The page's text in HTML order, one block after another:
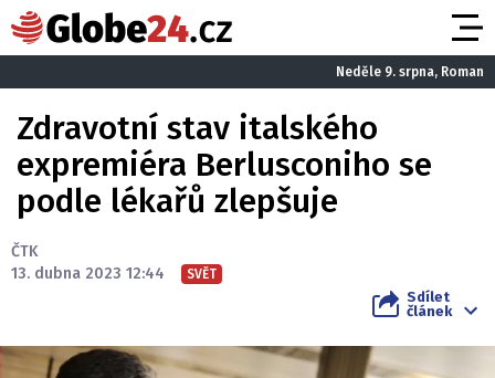
Neděle 9. srpna, Roman
Zdravotní stav italského
expremiéra Berlusconiho se
podle lékařů zlepšuje
ČTK
13. dubna 2023 12:44
SVĚT
Sdílet
článek